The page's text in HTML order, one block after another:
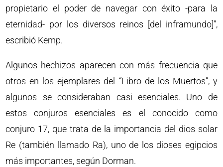
propietario el poder de navegar con éxito -para la
eternidad- por los diversos reinos [del inframundo]”,
escribió Kemp.
Algunos hechizos aparecen con más frecuencia que
otros en los ejemplares del “Libro de los Muertos”, y
algunos se consideraban casi esenciales. Uno de
estos conjuros esenciales es el conocido como
conjuro 17, que trata de la importancia del dios solar
Re (también llamado Ra), uno de los dioses egipcios
más importantes, según Dorman.